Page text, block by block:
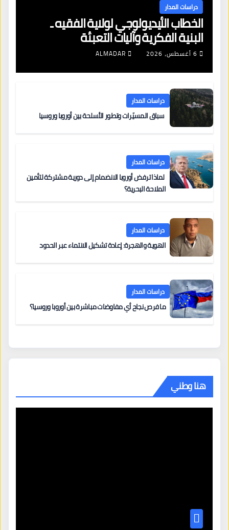
دراسات المدار
الخطاب الأيديولوجي لولاية الفقيه ـ
البنية الفكرية وآليات التعبئة
6 أغسطس، 2026 ALMADAR
دراسات المدار
سباق المسيّرات وتطور الأسلحة بين أوروبا وروسيا
دراسات المدار
لماذا ترفض أوروبا الانضمام إلى دورية مشتركة لتأمين
الملاحة البحرية؟
دراسات المدار
الهوية والهجرة: إعادة تشكيل الانتماء عبر الحدود
دراسات المدار
ما فرص نجاح أي مفاوضات مباشرة بين أوروبا وروسيا؟
هنا وطني